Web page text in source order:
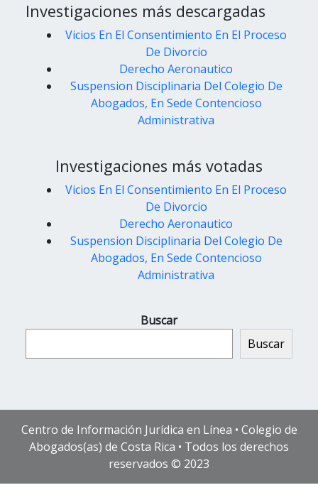
Investigaciones más descargadas
Vicios En El Consentimiento En El Proceso
De Divorcio
Derecho Aeronautico
Suspension Disciplinaria Del Colegio De
Abogados, En Sede Contencioso
Administrativa
Investigaciones más votadas
Vicios En El Consentimiento En El Proceso
De Divorcio
Derecho Aeronautico
Suspension Disciplinaria Del Colegio De
Abogados, En Sede Contencioso
Administrativa
Buscar
Buscar
Centro de Información Jurídica en Línea • Colegio de
Abogados(as) de Costa Rica • Todos los derechos
reservados © 2023